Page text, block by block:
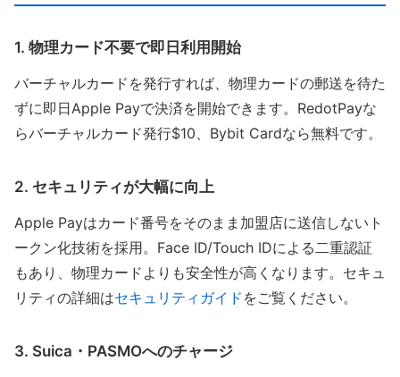
1. 物理カード不要で即日利用開始
バーチャルカードを発行すれば、物理カードの郵送を待た
ずに即日Apple Payで決済を開始できます。RedotPayな
らバーチャルカード発行$10、Bybit Cardなら無料です。
2. セキュリティが大幅に向上
Apple Payはカード番号をそのまま加盟店に送信しないト
ークン化技術を採用。Face ID/Touch IDによる二重認証
もあり、物理カードよりも安全性が高くなります。セキュ
リティの詳細はセキュリティガイド をご覧ください。
3. Suica・PASMOへのチャージ